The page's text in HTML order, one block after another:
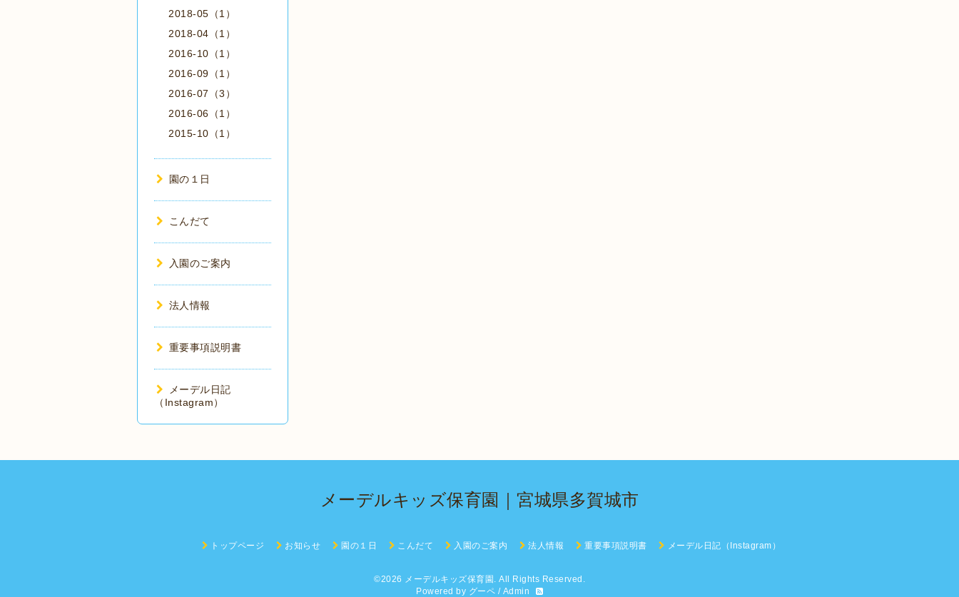
2018-05（1）
2018-04（1）
2016-10（1）
2016-09（1）
2016-07（3）
2016-06（1）
2015-10（1）
園の１日
こんだて
入園のご案内
法人情報
重要事項説明書
メーデル日記
（Instagram）
メーデルキッズ保育園｜宮城県多賀城市
トップページ お知らせ 園の１日 こんだて 入園のご案内 法人情報 重要事項説明書 メーデル日記（Instagram）
©2026 メーデルキッズ保育園 . All Rights Reserved.
Powered by グーペ / Admin